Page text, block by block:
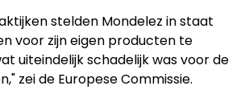
stelden Mondelez in staat
voor zijn eigen producten te
uiteindelijk schadelijk was voor de
zei de Europese Commissie.